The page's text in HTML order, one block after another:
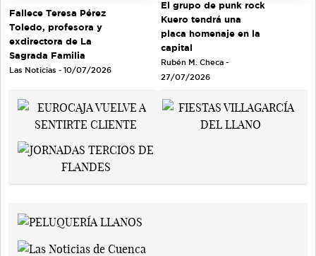
Fallece Teresa Pérez
Toledo, profesora y
exdirectora de La
Sagrada Familia
Las Noticias - 10/07/2026
El grupo de punk rock
Kuero tendrá una
placa homenaje en la
capital
Rubén M. Checa -
27/07/2026